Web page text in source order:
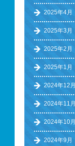
2025年4月
2025年3月
2025年2月
2025年1月
2024年12月
2024年11月
2024年10月
2024年9月